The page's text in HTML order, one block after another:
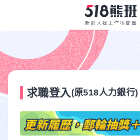
求職登入 (原518人力銀行)